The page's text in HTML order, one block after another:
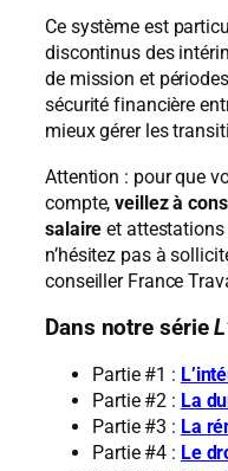
Ce système est
discontinus des
de mission et
sécurité financière
mieux gérer les
Attention : pour que
compte,veillez à
salaire et attestations
n’hésitez pas à
conseiller France
Dans notre série
Partie #1 :
Partie #2 : La
Partie #3 : La
Partie #4 : Le